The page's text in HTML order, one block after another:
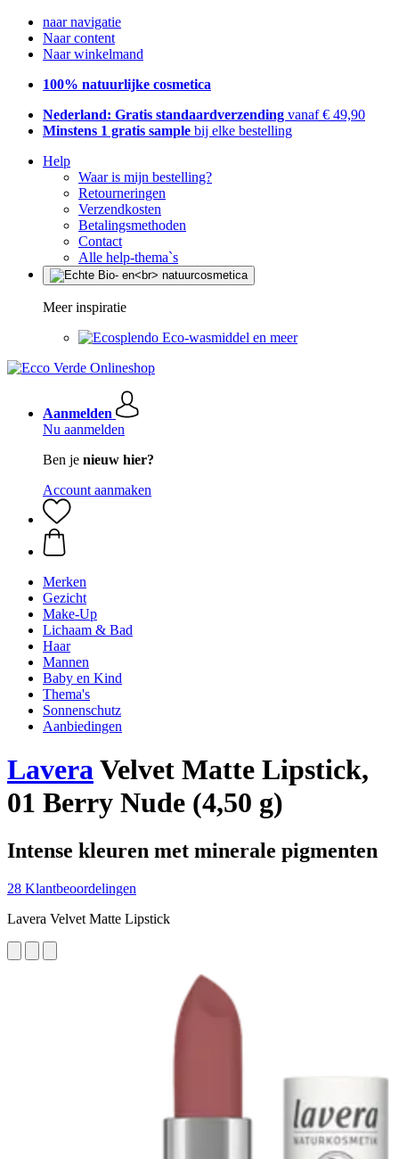
naar navigatie
Naar content
Naar winkelmand
100% natuurlijke cosmetica
Nederland: Gratis standaardverzending vanaf € 49,90
Minstens 1 gratis sample bij elke bestelling
Help
Waar is mijn bestelling?
Retourneringen
Verzendkosten
Betalingsmethoden
Contact
Alle help-thema`s
Meer inspiratie
Eco-wasmiddel en meer
Aanmelden
Nu aanmelden
Ben je nieuw hier?
Account aanmaken
Merken
Gezicht
Make-Up
Lichaam & Bad
Haar
Mannen
Baby en Kind
Thema's
Sonnenschutz
Aanbiedingen
LaveraVelvet Matte Lipstick,
01 Berry Nude (4,50 g)
Intense kleuren met minerale pigmenten
28 Klantbeoordelingen
Lavera Velvet Matte Lipstick